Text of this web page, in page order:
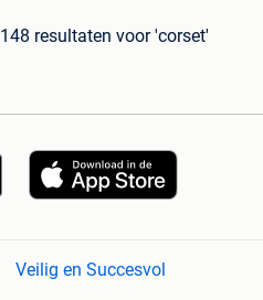
148 resultaten voor 'corset'
Veilig en Succesvol